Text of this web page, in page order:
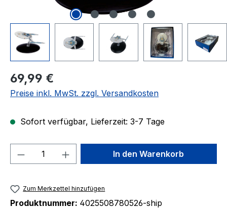
Regulärer Preis:
69,99 €
Preise inkl. MwSt. zzgl. Versandkosten
Sofort verfügbar, Lieferzeit: 3-7 Tage
Produkt Anzahl: Gib denIn den Warenkorb
Zum Merkzettel hinzufügen
Produktnummer: 4025508780526-ship